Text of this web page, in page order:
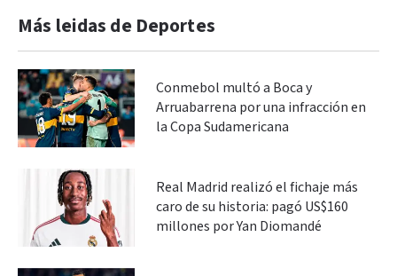
Más leidas de Deportes
Conmebol multó a Boca y
Arruabarrena por una infracción en
la Copa Sudamericana
Real Madrid realizó el fichaje más
caro de su historia: pagó US$160
millones por Yan Diomandé